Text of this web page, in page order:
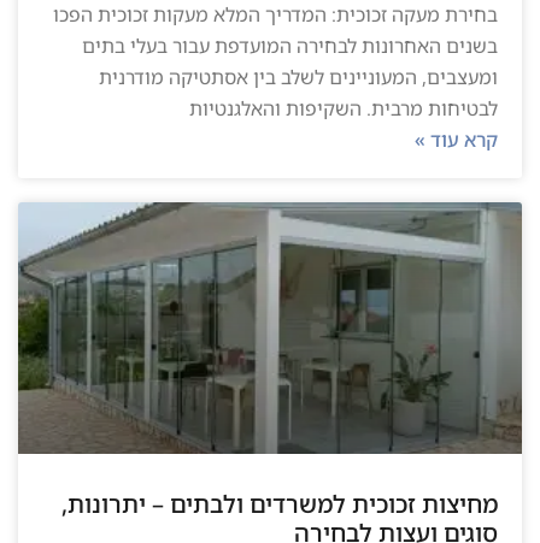
בחירת מעקה זכוכית: המדריך המלא מעקות זכוכית הפכו
בשנים האחרונות לבחירה המועדפת עבור בעלי בתים
ומעצבים, המעוניינים לשלב בין אסתטיקה מודרנית
לבטיחות מרבית. השקיפות והאלגנטיות
קרא עוד »
מחיצות זכוכית למשרדים ולבתים – יתרונות,
סוגים ועצות לבחירה